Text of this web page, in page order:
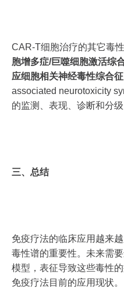
CAR-T细胞治疗的其它毒
胞增多症/巨噬细胞激活综
应细胞相关神经毒性综合征
associated neurotoxicity
的监测、表现、诊断和分级
三、总结
免疫疗法的临床应用越来
毒性谱的重要性。未来需
模型，表征导致这些毒性
免疫疗法目前的应用现状。